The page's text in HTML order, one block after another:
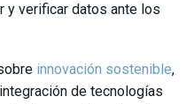
y verificar datos ante los
innovación sostenible,
de tecnologías